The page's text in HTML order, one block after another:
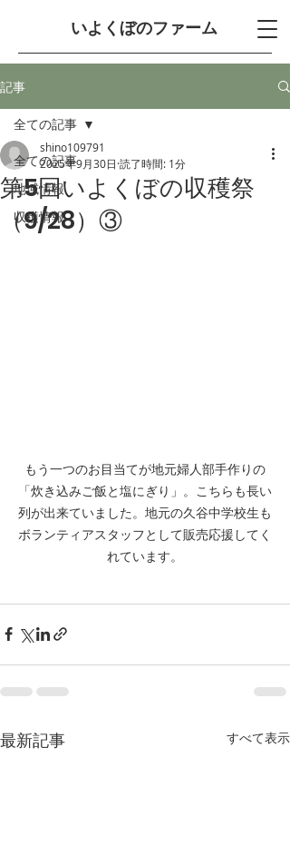
​いよくぼのファーム
記事
全ての記事
地域情報
収穫情報
全ての記事
第5回いよくぼの収穫祭
（9/28）③
shino109791
2025年9月30日 読了時間: 1分
もう一つのお目当てが地元婦人部手作りの
「炊き込みご飯と塩にぎり」。こちらも長い
列が出来ていました。地元の久谷中学校生も
ボランティアスタッフとして販売応援してく
れています。
最新記事 すべて表示